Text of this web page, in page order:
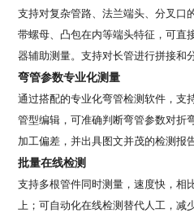
支持对复杂管路、法兰端头、分叉口
带螺母、凸包在内等端头特征，可直
器辅助测量。支持对长管进行拼接和
弯管参数专业化测量
通过搭配的专业化弯管检测软件，支
管型编辑，可准确判断弯管参数对折
加工偏差，并出具图文并茂的检测报告
批量在线检测
支持多根管件同时测量，速度快，相
上；可自动化在线检测替代人工，减